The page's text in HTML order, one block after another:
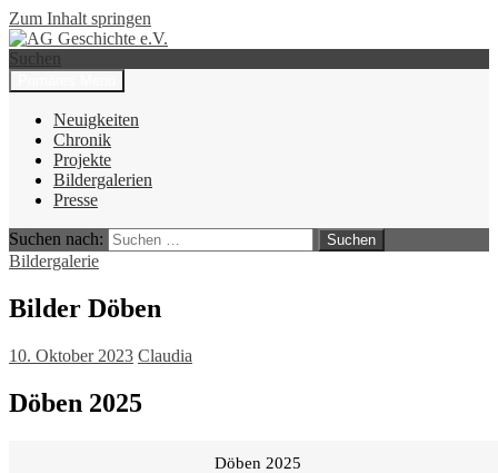
Zum Inhalt springen
AG Geschichte e.V.
Suchen
Neuigkeiten
Chronik
Projekte
Bildergalerien
Presse
Suchen nach:
Bildergalerie
Bilder Döben
10. Oktober 2023 Claudia
Döben 2025
Döben 2025